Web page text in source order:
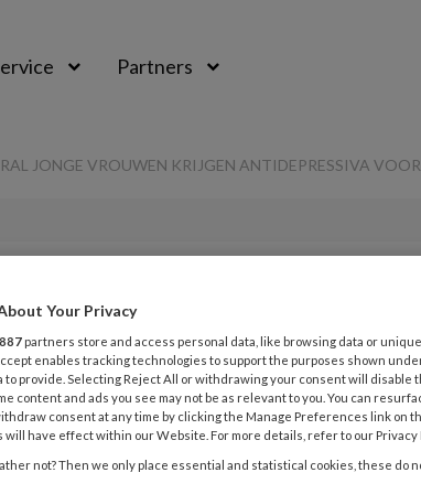
Partners
JONGE VROUWEN KRIJGEN ANTIDEPRESSIVA
Opslaan
krijgen
Your Privacy
887 partners store and access personal data, like browsing data or
enables tracking technologies to support the purposes shown
to provide. Selecting Reject All or withdrawing your consent will disable
content and ads you see may not be as relevant to you. You can
consent at any time by clicking the Manage Preferences link on
will have effect within our Website. For more details, refer to our Privacy
not? Then we only place essential and statistical cookies, these do